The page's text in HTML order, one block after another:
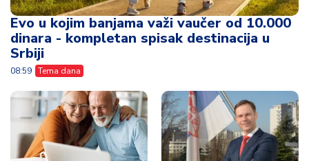
Evo u kojim banjama važi vaučer od 10.000
dinara - kompletan spisak destinacija u
Srbiji
08:59 Tema dana